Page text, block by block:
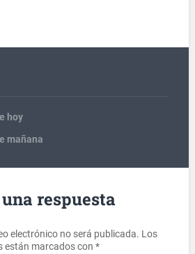
hoy
mañana
respuesta
electrónico no será publicada. Los
están marcados con *